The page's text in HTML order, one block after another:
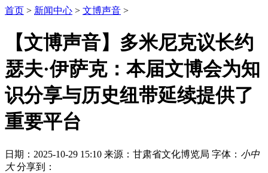
首页 > 新闻中心 > 文博声音 >
【文博声音】多米尼克议长约
瑟夫·伊萨克：本届文博会为知
识分享与历史纽带延续提供了
重要平台
日期：2025-10-29 15:10 来源：甘肃省文化博览局 字体： 小中
大 分享到：